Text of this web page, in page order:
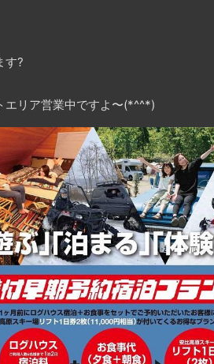
す?
エリア営業中ですよ〜(*^^*)